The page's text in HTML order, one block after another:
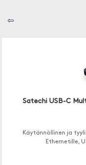
⇦
Satechi USB-C
Käytännöllinen ja
Ethernetille,